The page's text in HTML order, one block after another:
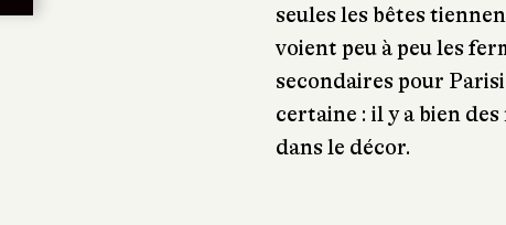
seules les bêtes
voient peu à peu les
secondaires pour
certaine : il y a bien
dans le décor.